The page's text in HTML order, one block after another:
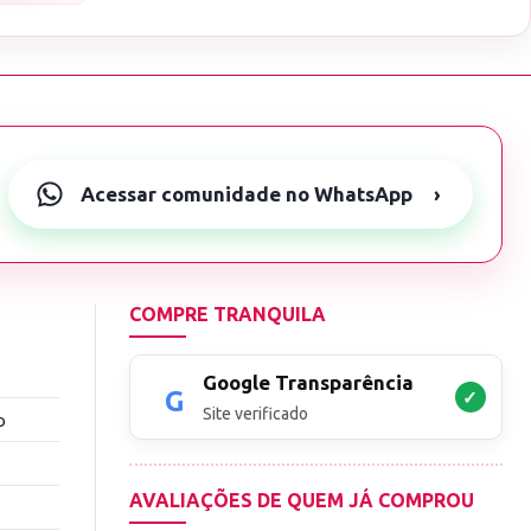
Acessar comunidade no WhatsApp ›
COMPRE TRANQUILA
Google Transparência
Site verificado
✓
AVALIAÇÕES DE QUEM JÁ COMPROU